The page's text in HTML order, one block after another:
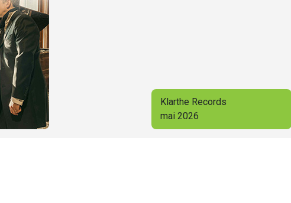
Klarthe Records
mai 2026